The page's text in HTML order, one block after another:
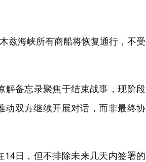
兹海峡所有商船将恢复通行，不受
解备忘录聚焦于结束战事，现阶段
双方继续开展对话，而非最终协
日，但不排除未来几天内签署的